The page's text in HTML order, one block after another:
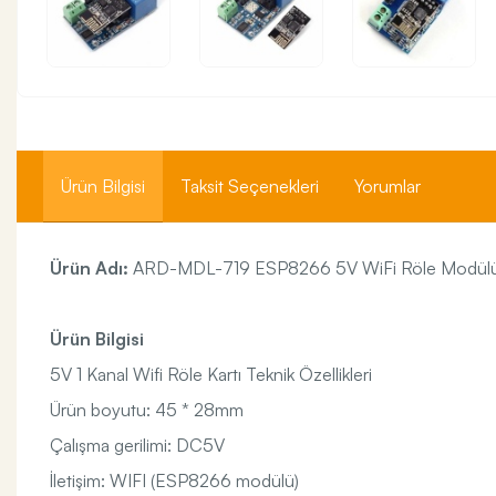
Ürün Bilgisi Taksit Seçenekleri Yorumlar
Ürün Adı: ARD-MDL-719 ESP8266 5V WiFi Röle
Ürün Bilgisi
​5V 1 Kanal Wifi Röle Kartı Teknik Özellikleri
Ürün boyutu: 45 * 28mm
Çalışma gerilimi: DC5V
İletişim: WIFI (ESP8266 modülü)